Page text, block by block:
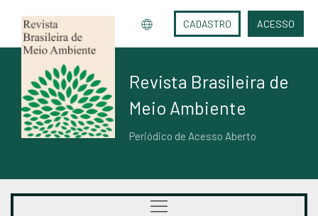
CADASTRO ACESSO
Revista Brasileira de
Meio Ambiente
Periódico de Acesso Aberto